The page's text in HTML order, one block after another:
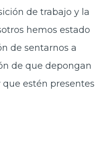
de trabajo y la
hemos estado
de sentarnos a
de que depongan
estén presentes